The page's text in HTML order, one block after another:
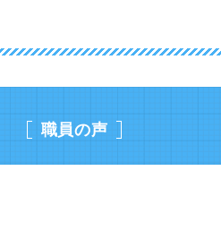
職員の声